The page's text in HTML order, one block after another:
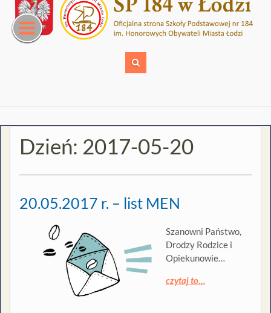
content
Dzień: 2017-05-20
20.05.2017 r. – list MEN
Szanowni Państwo,
Drodzy Rodzice i
Opiekunowie…
czytaj to…